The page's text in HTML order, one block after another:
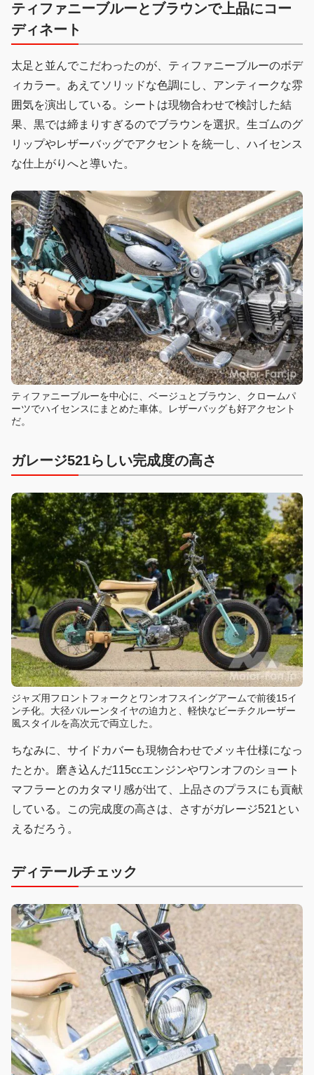
ティファニーブルーとブラウンで上品にコー
ディネート
太足と並んでこだわったのが、ティファニーブルーのボデ
ィカラー。あえてソリッドな色調にし、アンティークな雰
囲気を演出している。シートは現物合わせで検討した結
果、黒では締まりすぎるのでブラウンを選択。生ゴムのグ
リップやレザーバッグでアクセントを統一し、ハイセンス
な仕上がりへと導いた。
ティファニーブルーを中心に、ベージュとブラウン、クロームパ
ーツでハイセンスにまとめた車体。レザーバッグも好アクセント
だ。
ガレージ521らしい完成度の高さ
ジャズ用フロントフォークとワンオフスイングアームで前後15イ
ンチ化。大径バルーンタイヤの迫力と、軽快なビーチクルーザー
風スタイルを高次元で両立した。
ちなみに、サイドカバーも現物合わせでメッキ仕様になっ
たとか。磨き込んだ115ccエンジンやワンオフのショート
マフラーとのカタマリ感が出て、上品さのプラスにも貢献
している。この完成度の高さは、さすがガレージ521とい
えるだろう。
ディテールチェック